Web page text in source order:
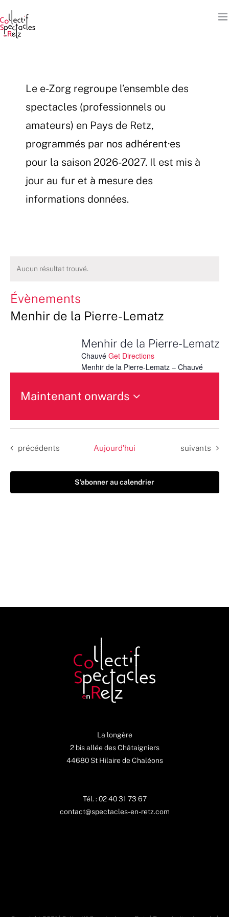
au
contenu
Le e-Zorg regroupe l’ensemble des
spectacles (professionnels ou
amateurs) en Pays de Retz,
programmés par nos adhérent·es
pour la saison 2026-2027. Il est mis à
jour au fur et à mesure des
informations données.
Aucun résultat trouvé.
Évènements
Menhir de la Pierre-Lematz
Menhir de la Pierre-Lematz
Chauvé Get Directions
Menhir de la Pierre-Lematz – Chauvé
Maintenant onwards
une
date.
Évènements
précédents Aujourd’hui Évènements
suivants
S’abonner au calendrier
La longère
2 bis allée des Châtaigniers
44680 St Hilaire de Chaléons
Tél. : 02 40 31 73 67
contact@spectacles-en-retz.com